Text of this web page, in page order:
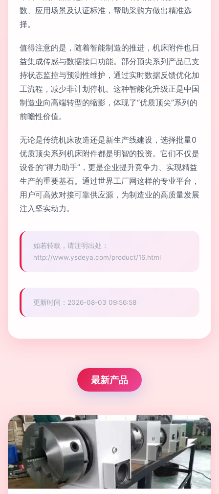
数、应用场景及认证标准，帮助采购方做出精准选
择。
值得注意的是，随着智能制造的推进，机床附件也日
益集成传感与数据接口功能。部分顶尖系列产品已支
持状态监控与预测性维护，通过实时数据反馈优化加
工流程，减少非计划停机。这种智能化升级正是中国
制造业向高端转型的缩影，体现了“优质顶尖”系列的
前瞻性价值。
无论是传统机床改造还是新生产线建设，选择批量0
优质顶尖系列机床附件都是明智的投资。它们不仅是
设备的“得力助手”，更是企业提升竞争力、实现精益
生产的重要基石。通过世界工厂网这样的专业平台，
用户可高效对接可靠供应源，为制造业的高质量发展
注入坚实动力。
如若转载，请注明出处：
http://www.ysdeya.com/product/16.html
更新时间：2026-08-03 09:56:58
最新产品